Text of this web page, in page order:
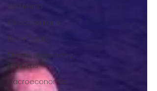
de México
Ciscomentario
Be In Crypto
Dinero, Negocios y
Finanzas
Macroeconomía